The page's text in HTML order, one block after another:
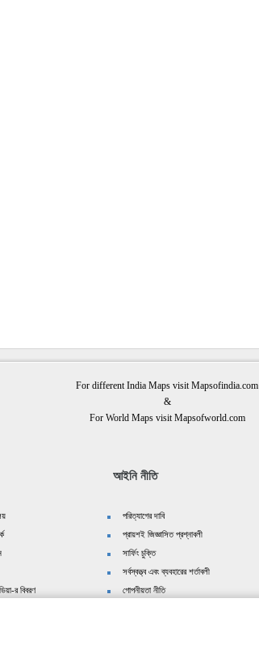
For different India Maps visit Mapsofindia.com
&
For World Maps visit Mapsofworld.com
র বিবরণ
আইনি নীতি
পরিত্যাগের দাবি
প্রায়শই জিজ্ঞাসিত প্রশ্নাবলী
সার্ফিং চুক্তি
সর্বস্বত্ত্ব এবং ব্যবহারের শর্তাবলী
গোপনীয়তা নীতি